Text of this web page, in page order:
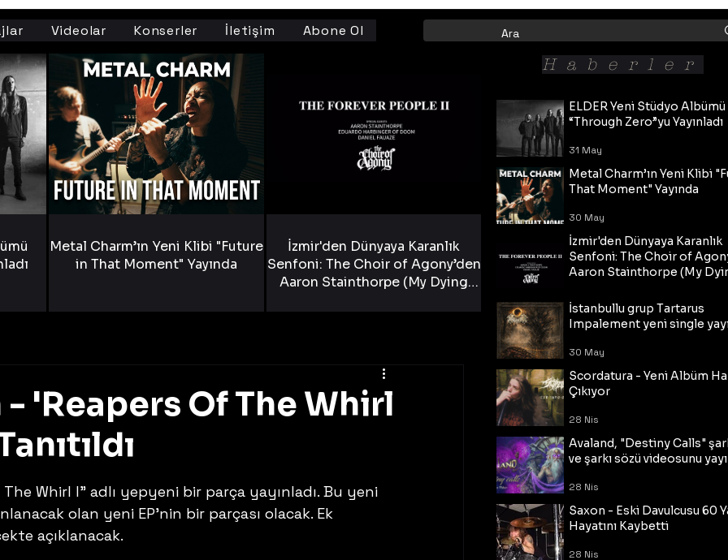
Videolar Konserler İletişim Abone Ol
'Reapers Of The Whirl
Whirl I" adlı yepyeni bir parça yayınladı. Bu yeni
olan yeni EP'nin bir parçası olacak. Ek
açıklanacak.
Metal Charm’ın Yeni Klibi "Future
in That Moment" Yayında
İzmir'den Dünyaya Karanlık
Senfoni: The Choir of Agony’den
Aaron Stainthorpe (My Dying
ELDER Yeni Stüdyo Albümü
“Through Zero”yu Yayınladı
31 May
Metal Charm’ın Yeni Klibi
That Moment" Yayında
30 May
İzmir'den Dünyaya Karanlık
Senfoni: The Choir of
Aaron Stainthorpe (My
Tekli!
30 May
İstanbullu grup Tartarus
Impalement yeni single
30 May
Scordatura - Yeni Albüm
Çıkıyor
28 Nis
Avaland, "Destiny Calls"
ve şarkı sözü videosunu
28 Nis
Saxon - Eski Davulcusu 60
Hayatını Kaybetti
28 Nis
Haberler